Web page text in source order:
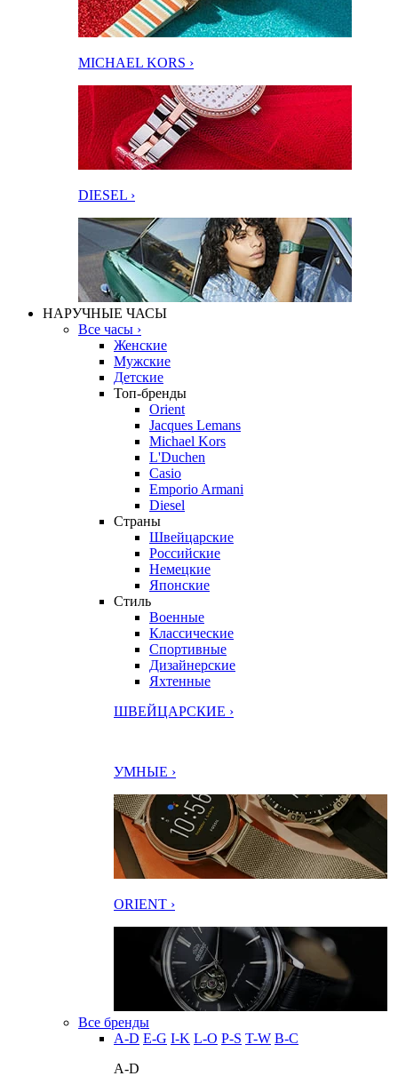
MICHAEL KORS ›
DIESEL ›
НАРУЧНЫЕ ЧАСЫ
Все часы ›
Женские
Мужские
Детские
Топ-бренды
Orient
Jacques Lemans
Michael Kors
L'Duchen
Casio
Emporio Armani
Diesel
Страны
Швейцарские
Российские
Немецкие
Японские
Стиль
Военные
Классические
Спортивные
Дизайнерские
Яхтенные
ШВЕЙЦАРСКИЕ ›
УМНЫЕ ›
ORIENT ›
Все бренды
A-D E-G I-K L-O P-S T-W В-С
A-D